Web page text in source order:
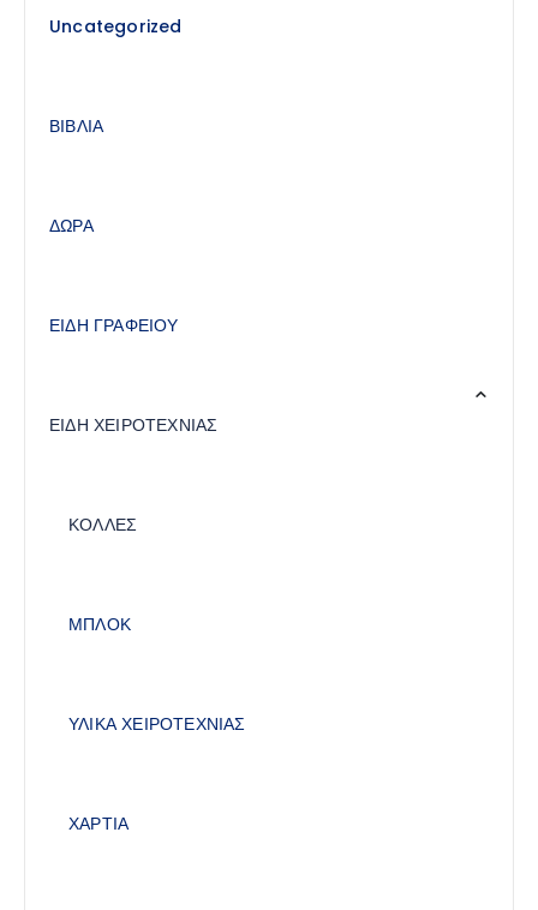
Uncategorized
ΒΙΒΛΙΑ
ΔΩΡΑ
ΕΙΔΗ ΓΡΑΦΕΙΟΥ
ΕΙΔΗ ΧΕΙΡΟΤΕΧΝΙΑΣ
ΚΟΛΛΕΣ
ΜΠΛΟΚ
ΥΛΙΚΑ ΧΕΙΡΟΤΕΧΝΙΑΣ
ΧΑΡΤΙΑ